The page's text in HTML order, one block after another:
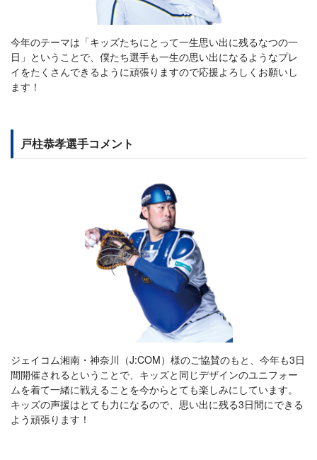
今年のテーマは「キッズたちにとって一生思い出に残るなつの一
日」ということで、僕たち選手も一生の思い出になるようなプレ
イをたくさんできるように頑張りますので応援よろしくお願いし
ます！
戸柱恭孝選手コメント
ジェイコム湘南・神奈川（J:COM）様のご協賛のもと、今年も3日
間開催されるということで、キッズと同じデザインのユニフォー
ムを着て一緒に戦えることを今からとても楽しみにしています。
キッズの声援はとても力になるので、思い出に残る3日間にできる
よう頑張ります！